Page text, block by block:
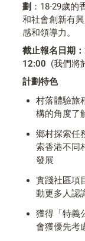
劃 ：18-29歲
和社會創新有
感和領導力。
截止報名日期
12:00 (我們將
計劃特色
村落體驗旅
構的角度了
鄉村探索任
索香港不同
發展
實踐社區項
動更多人認
獲得「特義
會獲優先考